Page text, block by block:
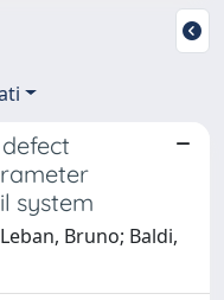
system
Bruno; Baldi,